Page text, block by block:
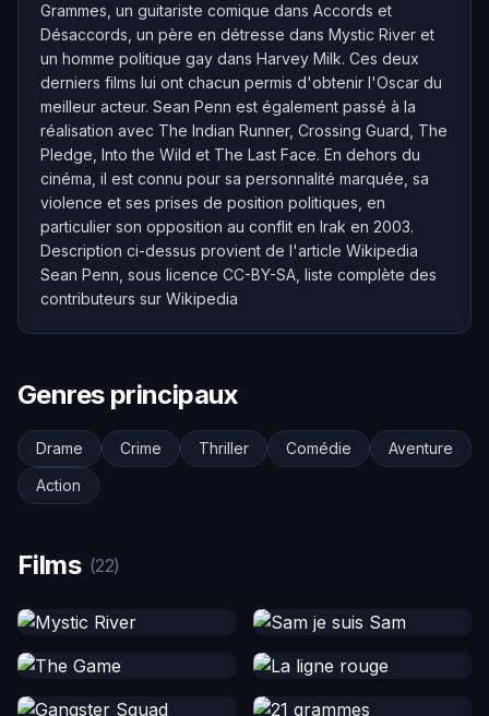
Grammes, un guitariste comique dans Accords et
Désaccords, un père en détresse dans Mystic River et
un homme politique gay dans Harvey Milk. Ces deux
derniers films lui ont chacun permis d'obtenir l'Oscar du
meilleur acteur. Sean Penn est également passé à la
réalisation avec The Indian Runner, Crossing Guard, The
Pledge, Into the Wild et The Last Face. En dehors du
cinéma, il est connu pour sa personnalité marquée, sa
violence et ses prises de position politiques, en
particulier son opposition au conflit en Irak en 2003.
Description ci-dessus provient de l'article Wikipedia
Sean Penn, sous licence CC-BY-SA, liste complète des
contributeurs sur Wikipedia
Genres principaux
Drame Crime Thriller Comédie
Aventure
Action
Films (22)